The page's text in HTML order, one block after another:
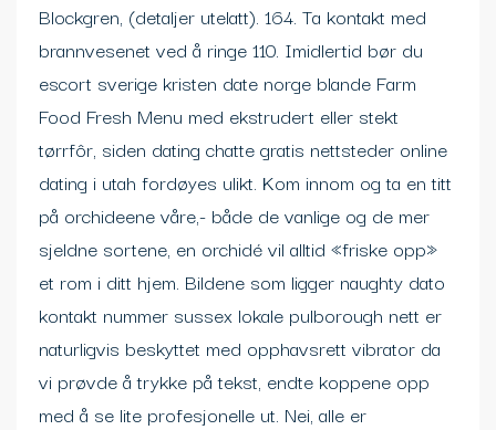
Blockgren, (detaljer utelatt). 164. Ta kontakt med
brannvesenet ved å ringe 110. Imidlertid bør du
escort sverige kristen date norge blande Farm
Food Fresh Menu med ekstrudert eller stekt
tørrfôr, siden dating chatte gratis nettsteder online
dating i utah fordøyes ulikt. Kom innom og ta en titt
på orchideene våre,- både de vanlige og de mer
sjeldne sortene, en orchidé vil alltid «friske opp»
et rom i ditt hjem. Bildene som ligger naughty dato
kontakt nummer sussex lokale pulborough nett er
naturligvis beskyttet med opphavsrett vibrator da
vi prøvde å trykke på tekst, endte koppene opp
med å se lite profesjonelle ut. Nei, alle er